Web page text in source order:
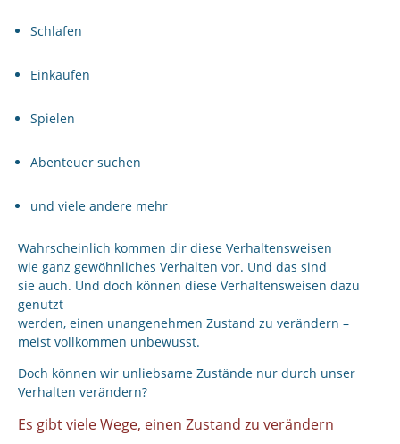
Schlafen
Einkaufen
Spielen
Abenteuer suchen
und viele andere mehr
Wahrscheinlich kommen dir diese Verhaltensweisen
wie ganz gewöhnliches Verhalten vor. Und das sind
sie auch. Und doch können diese Verhaltensweisen dazu
genutzt
werden, einen unangenehmen Zustand zu verändern –
meist vollkommen unbewusst.
Doch können wir unliebsame Zustände nur durch unser
Verhalten verändern?
Es gibt viele Wege, einen Zustand zu verändern